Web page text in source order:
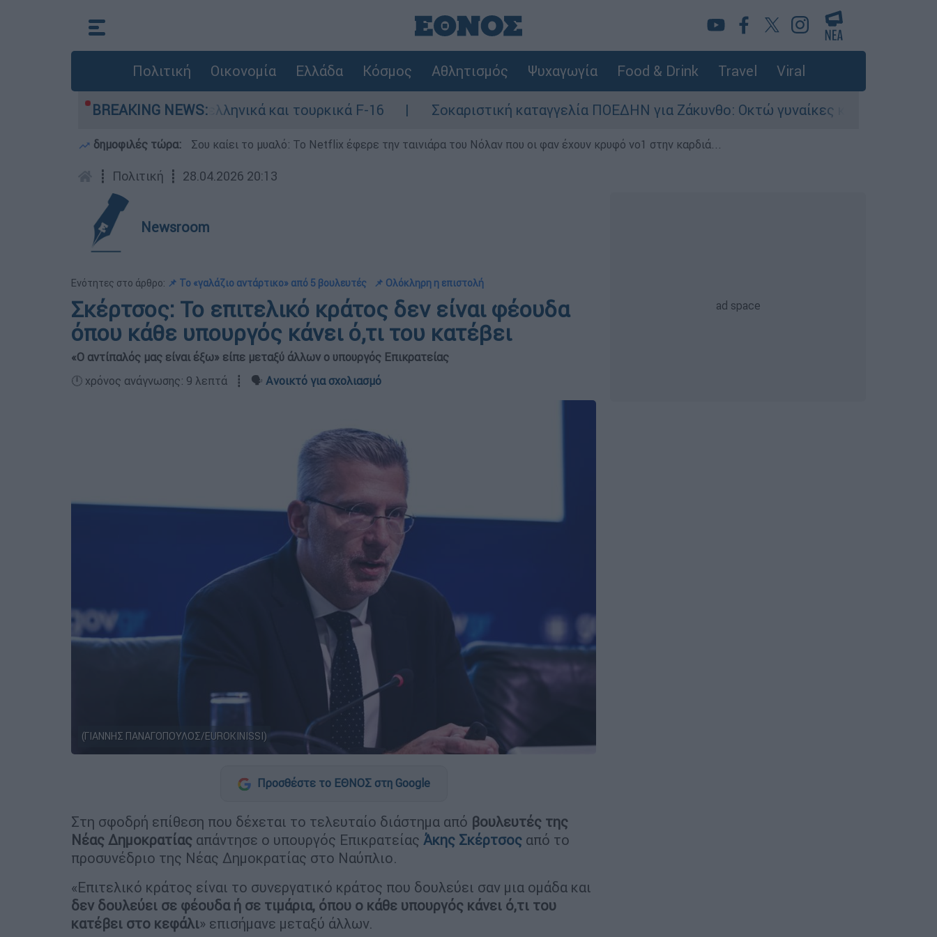
Πολιτική Οικονομία Ελλάδα Κόσμος Αθλητισμός Ψυχαγωγία Food & Drink Travel Viral
BREAKING NEWS:
ανάμεσα σε ελληνικά και τουρκικά F-16 Σοκαριστική καταγγελία ΠΟΕΔΗΝ για Ζάκυνθο: Οκτώ γυναίκες κατήγγειλαν βιασμό σε 20
δημοφιλές τώρα: Σου καίει το μυαλό: Το Netflix έφερε την ταινιάρα του Νόλαν που οι φαν έχουν κρυφό νο1 στην καρδιά...
┋ Πολιτική ┋ 28.04.2026 20:13
Newsroom
Ενότητες στο άρθρο: 📌 Το «γαλάζιο αντάρτικο» από 5 βουλευτές 📌 Ολόκληρη η επιστολή
Σκέρτσος: Το επιτελικό κράτος δεν είναι φέουδα
όπου κάθε υπουργός κάνει ό,τι του κατέβει
«Ο αντίπαλός μας είναι έξω» είπε μεταξύ άλλων ο υπουργός Επικρατείας
🕛 χρόνος ανάγνωσης: 9 λεπτά ┋ 🗣️ Ανοικτό για σχολιασμό
(ΓΙΑΝΝΗΣ ΠΑΝΑΓΟΠΟΥΛΟΣ/EUROKINISSI)
Προσθέστε το ΕΘΝΟΣ στη Google
Στη σφοδρή επίθεση που δέχεται το τελευταίο διάστημα από βουλευτές της
Νέας Δημοκρατίας απάντησε ο υπουργός Επικρατείας Άκης Σκέρτσος από το
προσυνέδριο της Νέας Δημοκρατίας στο Ναύπλιο.
«Επιτελικό κράτος είναι το συνεργατικό κράτος που δουλεύει σαν μια ομάδα και
δεν δουλεύει σε φέουδα ή σε τιμάρια, όπου ο κάθε υπουργός κάνει ό,τι του
κατέβει στο κεφάλι» επισήμανε μεταξύ άλλων.